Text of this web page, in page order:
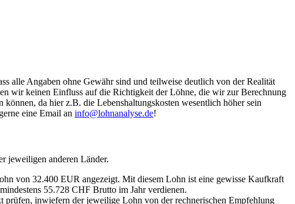
alle Angaben ohne Gewähr sind und teilweise deutlich von der Realität
wir keinen Einfluss auf die Richtigkeit der Löhne, die wir zur Berechnung
da hier z.B. die Lebenshaltungskosten wesentlich höher sein
eine Email an info@lohnanalyse.de!
jeweiligen anderen Länder.
von 32.400 EUR angezeigt. Mit diesem Lohn ist eine gewisse Kaufkraft
55.728 CHF Brutto im Jahr verdienen.
prüfen, inwiefern der jeweilige Lohn von der rechnerischen Empfehlung